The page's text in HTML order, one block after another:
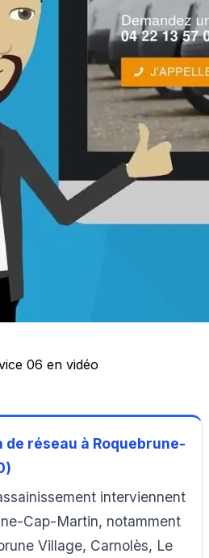
06 en vidéo
réseau à Roquebrune-
interviennent
Cap-Martin, notamment
Village, Carnolès, Le